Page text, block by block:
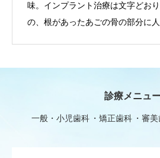
味。インプラント治療は文字どお
の、根があったあごの骨の部分に
間250以上の症例を手がけている日
診療メニュ
一般・小児歯科 矯正歯科 審美